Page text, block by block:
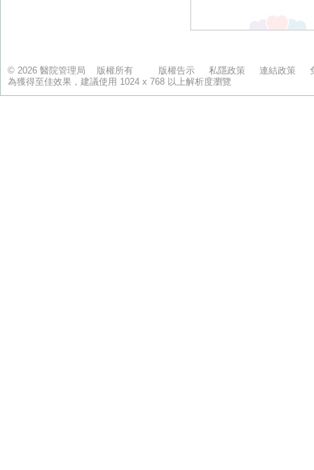
© 2026 醫院管理局 版權所有 版權告示 私隱政策 連結政策
為獲得至佳效果，建議使用 1024 x 768 以上解析度瀏覽